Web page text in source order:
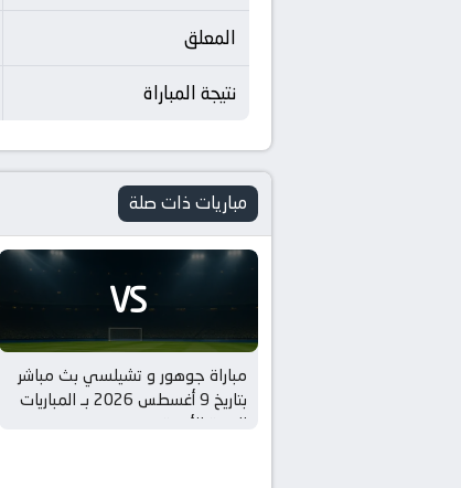
المعلق
نتيجة المباراة
مباريات ذات صلة
VS
مباراة جوهور و تشيلسي بث مباشر
بتاريخ 9 أغسطس 2026 بـ المباريات
الودية للأندية